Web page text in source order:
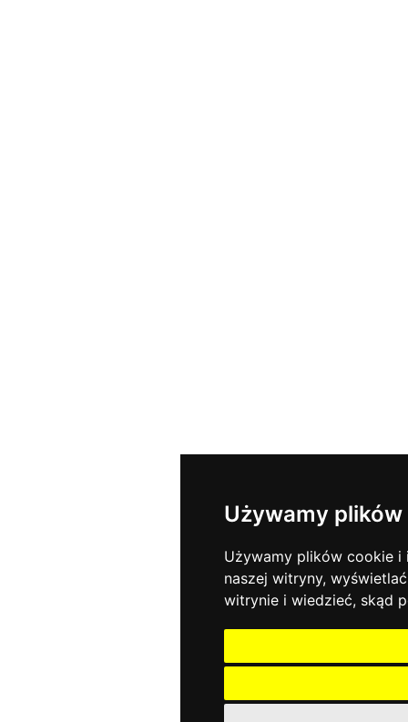
Używamy
Używamy plików cookie i
naszej witryny,
witrynie i wiedzieć, skąd